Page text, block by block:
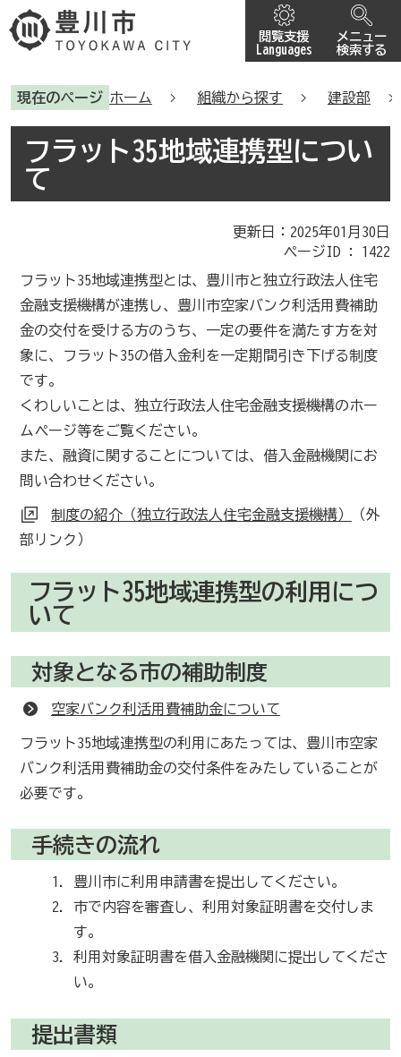
閲覧支援
Languages
メニュー
検索する
現在のページ ホーム 組織から探す 建設部
フラット35地域連携型につい
て
更新日：2025年01月30日
ページID : 1422
フラット35地域連携型とは、豊川市と独立行政法人住宅
金融支援機構が連携し、豊川市空家バンク利活用費補助
金の交付を受ける方のうち、一定の要件を満たす方を対
象に、フラット35の借入金利を一定期間引き下げる制度
です。
くわしいことは、独立行政法人住宅金融支援機構のホー
ムページ等をご覧ください。
また、融資に関することについては、借入金融機関にお
問い合わせください。
制度の紹介（独立行政法人住宅金融支援機構）
（外
部リンク）
フラット35地域連携型の利用につ
いて
対象となる市の補助制度
空家バンク利活用費補助金について
フラット35地域連携型の利用にあたっては、豊川市空家
バンク利活用費補助金の交付条件をみたしていることが
必要です。
手続きの流れ
豊川市に利用申請書を提出してください。
市で内容を審査し、利用対象証明書を交付しま
す。
利用対象証明書を借入金融機関に提出してくださ
い。
提出書類